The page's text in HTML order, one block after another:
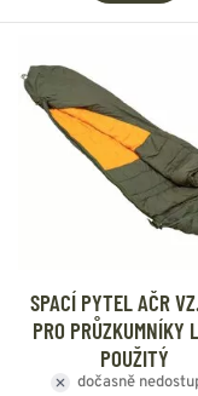
SPACÍ PYTEL AČR
PRO PRŮZKUMNÍKY
POUŽITÝ
dočasně